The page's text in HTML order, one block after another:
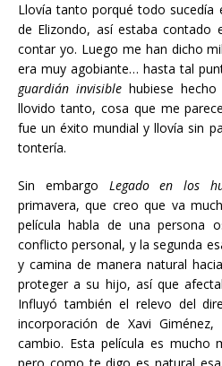
Llovía tanto porqué todo sucedía
de Elizondo, así estaba contado
contar yo. Luego me han dicho
era muy agobiante… hasta tal
guardián invisible hubiese
llovido tanto, cosa que me
fue un éxito mundial y llovía sin
tontería.
Sin embargo Legado en los
primavera, que creo que va
película habla de una persona
conflicto personal, y la segunda
y camina de manera natural
proteger a su hijo, así que
Influyó también el relevo del
incorporación de Xavi
cambio. Esta película es mucho